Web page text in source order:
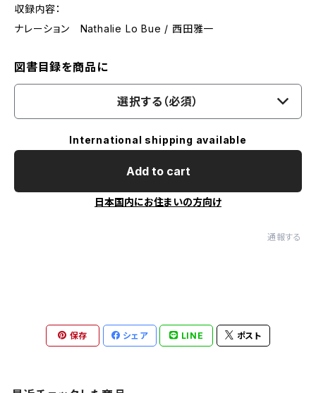
収録内容：
ナレーション Nathalie Lo Bue / 西田雅一
図書目録を商品に
選択する（必須）
International shipping available
Add to cart
日本国内にお住まいの方向け
通報する
保存 シェア LINE ポスト